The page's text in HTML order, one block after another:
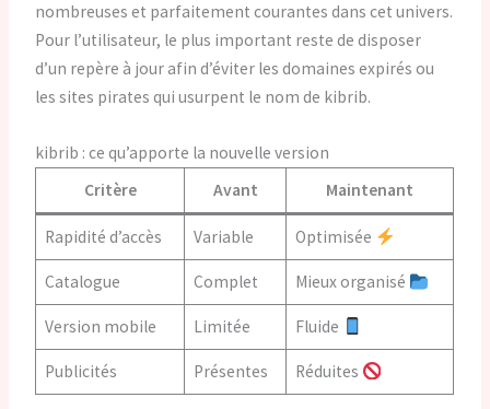
nombreuses et parfaitement courantes dans cet univers.
Pour l’utilisateur, le plus important reste de disposer
d’un repère à jour afin d’éviter les domaines expirés ou
les sites pirates qui usurpent le nom de kibrib.
kibrib : ce qu’apporte la nouvelle version
Critère
Avant Maintenant
Rapidité d’accès Variable Optimisée
Catalogue Complet Mieux organisé
Version mobile Limitée Fluide
Publicités Présentes Réduites